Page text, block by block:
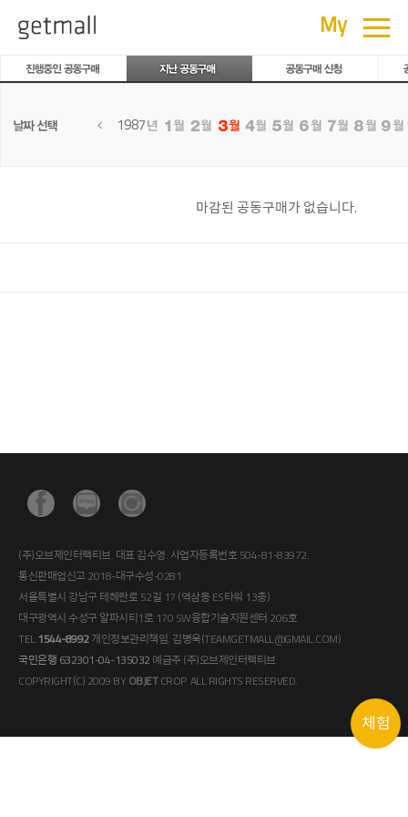
My ≡
공동구매
1987
마감된 공동구매가 없습니다.
(주)오브제인터랙티브. 대표 김수영. 사업자등록번호 504-81-83972.
통신판매업신고 2018-대구수성-0281
서울특별시 강남구 테헤란로 52길 17 (역삼동 ES타워 13층)
대구광역시 수성구 알파시티1로 170 SW융합기술지원센터 206호
TEL.1544-8992개인정보관리책임. 김병욱(TEAMGETMALL@GMAIL.COM)
국민은행 632301-04-135032 예금주 (주)오브제인터랙티브
COPYRIGHT(C) 2009 BYOBJETCROP. ALL RIGHTS RESERVED.
체험